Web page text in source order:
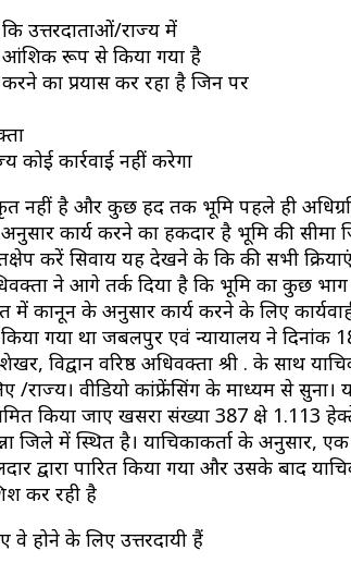
उत्तरदाताओं/राज्य में
आंशिक रूप से किया गया है
का प्रयास कर रहा है जिन पर
कोई कार्रवाई नहीं करेगा
है और कुछ हद तक भूमि पहले ही
कार्य करने का हकदार है भूमि की सीमा
करें सिवाय यह देखने के कि की सभी क्रियाएं
ने आगे तर्क दिया है कि भूमि का कुछ
में कानून के अनुसार कार्य करने के लिए
गया था जबलपुर एवं न्यायालय ने
विद्वान वरिष्ठ अधिवक्ता श्री . के साथ
राज्य। वीडियो कांफ्रेंसिंग के माध्यम से सुना।
किया जाए खसरा संख्या 387 क्षेत्र 1.113
जिले में स्थित है। याचिकाकर्ता के
द्वारा पारित किया गया और उसके बाद
कर रही है
वे होने के लिए उत्तरदायी हैं